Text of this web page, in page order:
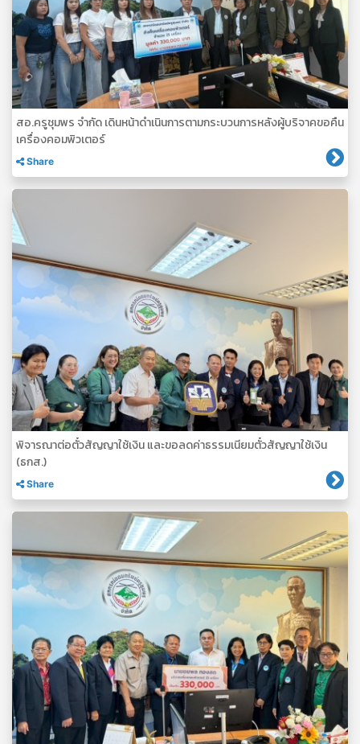
สอ.ครูชุมพร จำกัด เดินหน้าดำเนินการตามกระบวนการหลังผู้บริจาคขอคืน
เครื่องคอมพิวเตอร์
Share
พิจารณาต่อตั๋วสัญญาใช้เงิน และขอลดค่าธรรมเนียมตั๋วสัญญาใช้เงิน
(ธกส.)
Share